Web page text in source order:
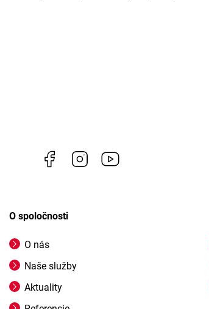
Facebook Instagram
O spoločnosti
O nás
Naše služby
Aktuality